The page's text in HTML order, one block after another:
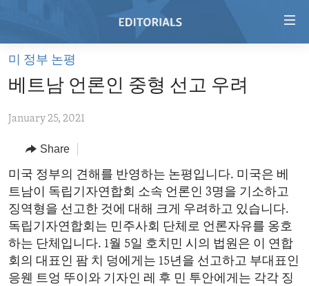
Skip
main
Skip
Navigation
Skip
to
Search
HOME
VIDEO
RADIO
REGIONS
AFRICA
AMERICAS
ASIA
EUROPE
MIDDLE EAST
TOPICS
HUMAN RIGHTS
SECURITY AND DEFENSE
AID AND DEVELOPMENT
DEMOCRACY AND GOVERNANCE
ARCHIVE
ABOUT US
FOLLOW US
미 정부 논평
베트남 언론인 중형 선고 우려
January 25, 2021
Share
미국 정부의 견해를 반영하는 논평입니다. 미국은 베
트남이 독립기자연합회 소속 언론인 3명을 기소하고
징역형을 선고한 것에 대해 크게 우려하고 있습니다.
독립기자연합회는 민주사회 단체로 언론자유를 옹호
하는 단체입니다. 1월 5일 호치민 시의 법원은 이 연합
회의 대표인 팜 치 덩에게는 15년을 선고하고 부대표인
응웬 트엉 뚜이와 기자인 레 후 민 투안에게는 각각 징